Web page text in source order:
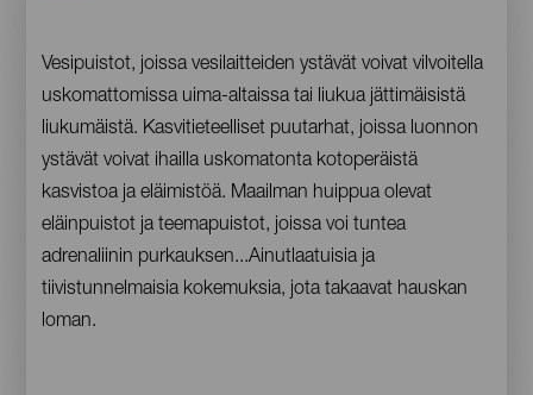
Contenido
Vesipuistot, joissa vesilaitteiden ystävät voivat vilvoitella
uskomattomissa uima-altaissa tai liukua jättimäisistä
liukumäistä. Kasvitieteelliset puutarhat, joissa luonnon
ystävät voivat ihailla uskomatonta kotoperäistä
kasvistoa ja eläimistöä. Maailman huippua olevat
eläinpuistot ja teemapuistot, joissa voi tuntea
adrenaliinin purkauksen...Ainutlaatuisia ja
tiivistunnelmaisia kokemuksia, jota takaavat hauskan
loman.